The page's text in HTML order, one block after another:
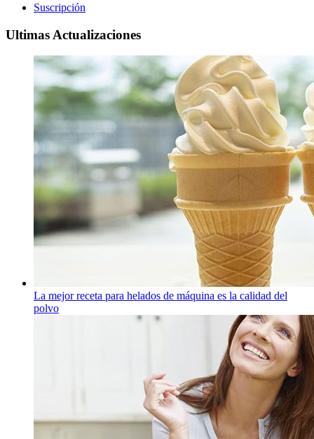
Suscripción
Ultimas Actualizaciones
La mejor receta para helados de máquina es la calidad del
polvo